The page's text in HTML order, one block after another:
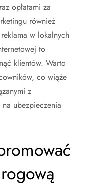
opłatami za
również
w lokalnych
to
klientów. Warto
co wiąże
z
na ubezpieczenia